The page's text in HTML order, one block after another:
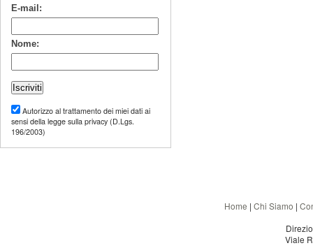
E-mail:
Nome:
Autorizzo al trattamento dei miei dati ai
sensi della legge sulla privacy (D.Lgs.
196/2003)
Home | Chi Siamo |
Viale